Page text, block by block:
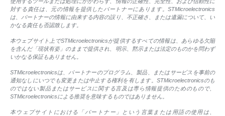
対する責任は、元の情報を提供したパートナーにあります。STMicroelectronics
は、パートナーの情報に由来する内容の誤り、不正確さ、または遺漏について、い
かなる責任も否認致します。
本ウェブサイト上でSTMicroelectronicsが提供するすべての情報は、あらゆる欠陥
を含んだ「現状有姿」のままで提供され、明示、黙示または法定のものかを問わず
いかなる保証もありません。
STMicroelectronicsは、パートナーのプログラム、製品、またはサービスを事前の
通知なしにいつでも変更または中止する権利を有します。STMicroelectronicsのも
のではない製品またはサービスに関する言及は専ら情報提供のためのもので、
STMicroelectronicsによる推奨を意味するものではありません。
本ウェブサイトにおける「パートナー」という言葉または用語の使用は、